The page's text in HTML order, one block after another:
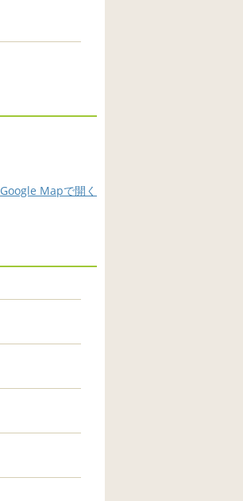
Google Mapで開く